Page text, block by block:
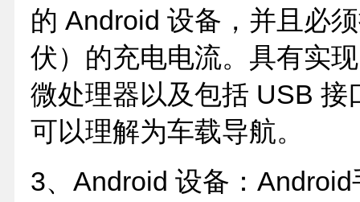
的 Android 设备，并且必
伏）的充电电流。具有实
微处理器以及包括 USB
可以理解为车载导航。
3、Android 设备：